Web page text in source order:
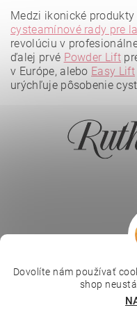
Vložením hodnotenie
osobných údajov.
Medzi ikonické
cysteamínové rady pre
revolúciu v
ďalej prvé Powder Lift
v Európe, alebo Easy Lift
urýchľuje pôsobenie
Depilujeme.cz |
Dovolíte nám používať
shop